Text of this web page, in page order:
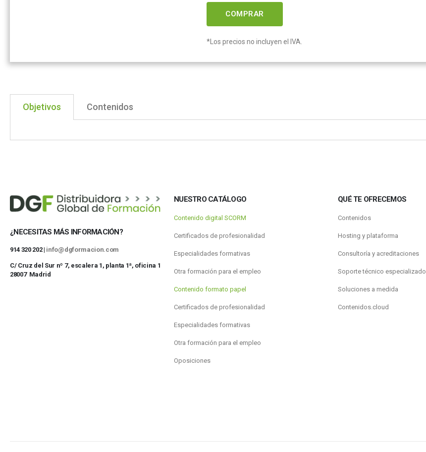
COMPRAR
*Los precios no incluyen el IVA.
Objetivos Contenidos
¿NECESITAS MÁS INFORMACIÓN?
914 320 202 | info@dgformacion.com
C/ Cruz del Sur nº 7, escalera 1, planta 1ª, oficina 1
28007 Madrid
NUESTRO CATÁLOGO
Contenido digital SCORM
Certificados de profesionalidad
Especialidades formativas
Otra formación para el empleo
Contenido formato papel
Certificados de profesionalidad
Especialidades formativas
Otra formación para el empleo
Oposiciones
QUÉ TE OFRECEMOS
Contenidos
Hosting y plataforma
Consultoría y acreditaciones
Soporte técnico especializado
Soluciones a medida
Contenidos.cloud